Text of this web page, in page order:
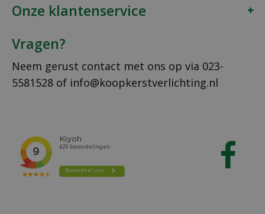
Onze klantenservice
Vragen?
Neem gerust contact met ons op via 023-
5581528 of info@koopkerstverlichting.nl